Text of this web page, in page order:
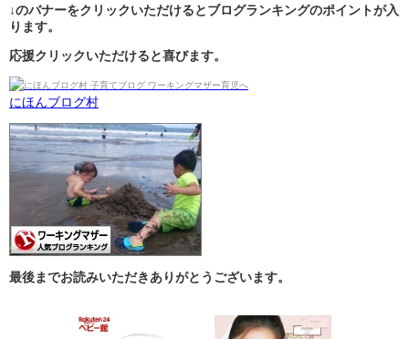
↓のバナーをクリックいただけるとブログランキングのポイントが入
ります。
応援クリックいただけると喜びます。
にほんブログ村
最後までお読みいただきありがとうございます。